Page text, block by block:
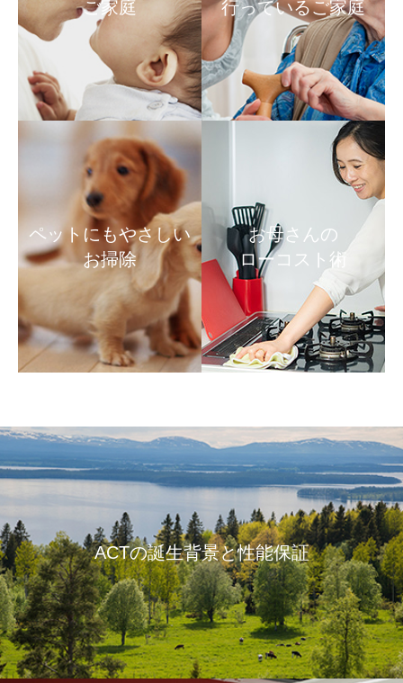
ご家庭
行っているご家庭
ペットにもやさしい
お掃除
お母さんの
ローコスト術
ACTの誕生背景と性能保証